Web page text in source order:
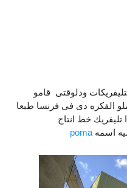
ودلوقتى قامو
الفكره دى فى فرنسا طبعا
خط انتاج
اسمه poma